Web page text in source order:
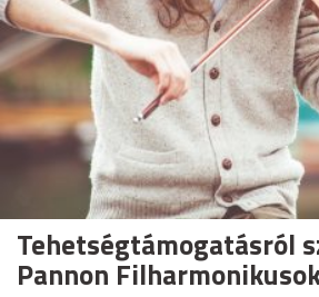
Tehetségtámogatásról
Pannon